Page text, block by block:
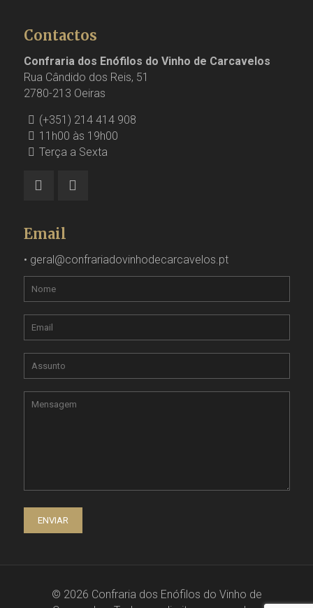
Contactos
Confraria dos Enófilos do Vinho de Carcavelos
Rua Cândido dos Reis, 51
2780-213 Oeiras
(+351) 214 414 908
11h00 às 19h00
Terça a Sexta
Email
• geral@confrariadovinhodecarcavelos.pt
© 2026 Confraria dos Enófilos do Vinho de